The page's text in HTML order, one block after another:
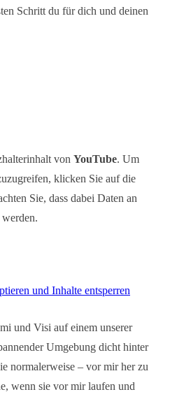
Schritt du für dich und deinen
von YouTube. Um
klicken Sie auf die
Sie, dass dabei Daten an
und Inhalte entsperren
und Visi auf einem unserer
Umgebung dicht hinter
normalerweise – vor mir her zu
wenn sie vor mir laufen und